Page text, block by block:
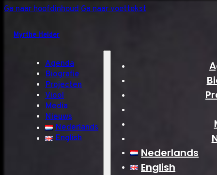
Ga naar hoofdinhoudGa naar voettekst
Myrthe Helder
Agenda
Biografie
Projecten
Viool
Media
Nieuws
Nederlands
English
Nederlands
English